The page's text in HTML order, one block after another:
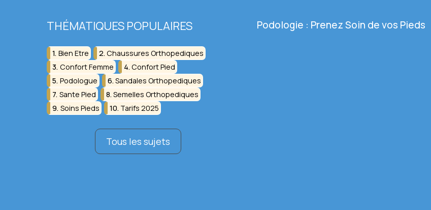
THÉMATIQUES POPULAIRES
Bien Etre
Chaussures Orthopediques
Confort Femme
Confort Pied
Podologue
Sandales Orthopediques
Sante Pied
Semelles Orthopediques
Soins Pieds
Tarifs 2025
Tous les sujets
Podologie : Prenez Soin de vos Pieds